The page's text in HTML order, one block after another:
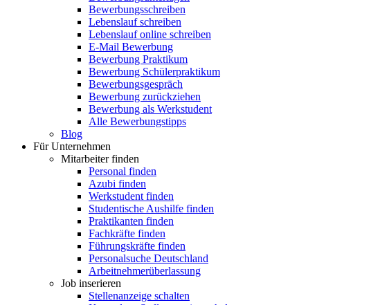
Bewerbungsschreiben
Lebenslauf schreiben
Lebenslauf online schreiben
E-Mail Bewerbung
Bewerbung Praktikum
Bewerbung Schülerpraktikum
Bewerbungsgespräch
Bewerbung zurückziehen
Bewerbung als Werkstudent
Alle Bewerbungstipps
Blog
Für Unternehmen
Mitarbeiter finden
Personal finden
Azubi finden
Werkstudent finden
Studentische Aushilfe finden
Praktikanten finden
Fachkräfte finden
Führungskräfte finden
Personalsuche Deutschland
Arbeitnehmerüberlassung
Job inserieren
Stellenanzeige schalten